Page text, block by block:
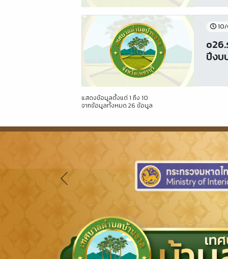
10/
ปีงบ
แสดงข้อมูลตั้งแต่ 1 ถึง 10
จากข้อมูลทั้งหมด 26 ข้อมูล
Previous